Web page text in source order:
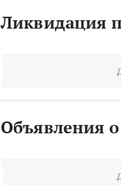
Ликвидация
Объявления